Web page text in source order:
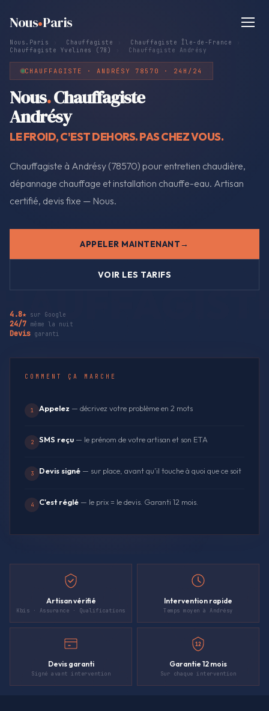
Nous Paris
Nous.Paris Chauffagiste Chauffagiste Île-de-France
Chauffagiste Yvelines (78)
Chauffagiste Andrésy
CHAUFFAGISTE · ANDRÉSY 78570 · 24H/24
Nous.Chauffagiste
Andrésy
LE FROID, C'EST DEHORS. PAS CHEZ VOUS.
Chauffagiste à Andrésy (78570) pour entretien chaudière,
dépannage chauffage et installation chauffe-eau. Artisan
certifié, devis fixe — Nous.
APPELER MAINTENANT
VOIR LES TARIFS
4.8★ sur Google
24/7 même la nuit
Devis garanti
COMMENT ÇA MARCHE
1 Appelez — décrivez votre problème en 2 mots
2 SMS reçu — le prénom de votre artisan et son ETA
3 Devis signé — sur place, avant qu'il touche à quoi que ce soit
4 C'est réglé — le prix = le devis. Garanti 12 mois.
Artisan vérifié
Kbis · Assurance · Qualifications
Intervention rapide
Temps moyen à Andrésy
Devis garanti
Signé avant intervention
12
Garantie 12 mois
Sur chaque intervention